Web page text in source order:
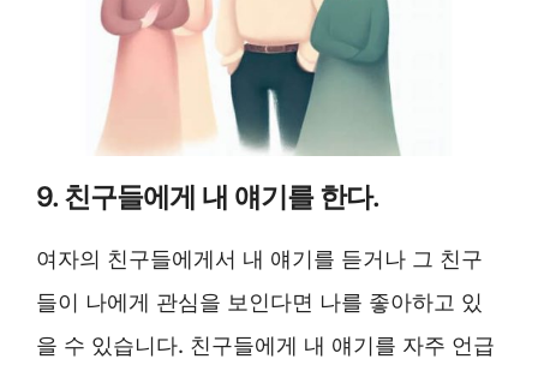
9. 친구들에게 내 얘기를 한다.
여자의 친구들에게서 내 얘기를 듣거나 그 친구
들이 나에게 관심을 보인다면 나를 좋아하고 있
을 수 있습니다. 친구들에게 내 얘기를 자주 언급